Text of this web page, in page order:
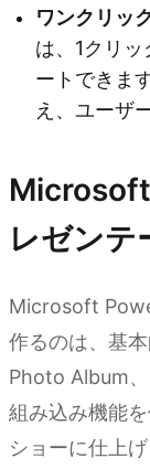
ワンクリッ
は、1クリ
ートできま
え、ユーザ
レゼンテ
Microsoft
作るのは、基
Photo Album
組み込み機能
ショーに仕上